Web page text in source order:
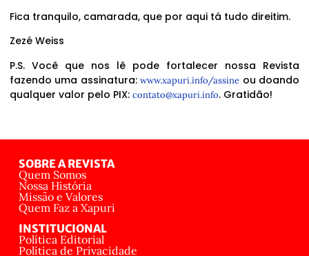
Fica tranquilo, camarada, que por aqui tá tudo direitim.
Zezé Weiss
P.S. Você que nos lê pode fortalecer nossa Revista
fazendo uma assinatura:www.xapuri.info/assine ou doando
qualquer valor pelo PIX: contato@xapuri.info. Gratidão!
SOBRE A REVISTA
Quem Somos
Nossa História
Missão e Valores
Quem Faz a Xapuri
INSTITUCIONAL
Política Editorial
Política de Privacidade